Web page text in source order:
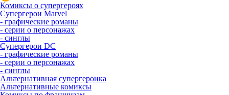
Комиксы о супергероях
Супергерои Marvel
- графические романы
- серии о персонажах
- синглы
Супергерои DC
- графические романы
- серии о персонажах
- синглы
Альтернативная супергероика
Альтернативные комиксы